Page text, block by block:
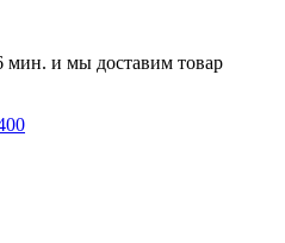
мин. и мы доставим товар